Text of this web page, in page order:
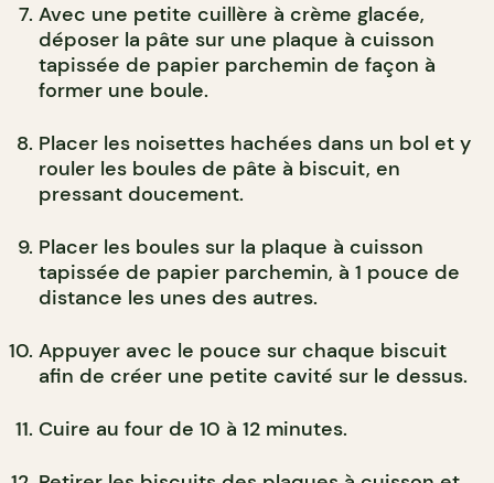
Avec une petite cuillère à crème glacée,
déposer la pâte sur une plaque à cuisson
tapissée de papier parchemin de façon à
former une boule.
Placer les noisettes hachées dans un bol et y
rouler les boules de pâte à biscuit, en
pressant doucement.
Placer les boules sur la plaque à cuisson
tapissée de papier parchemin, à 1 pouce de
distance les unes des autres.
Appuyer avec le pouce sur chaque biscuit
afin de créer une petite cavité sur le dessus.
Cuire au four de 10 à 12 minutes.